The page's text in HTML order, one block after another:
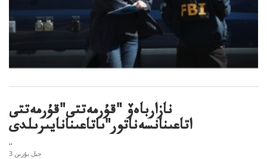
نازارباەۆ "قۇرمەتتى"قۇرمەتتى
اتاعىنانسەناتور"ىاتاعىنانايىرىلدى
..
3 جىل بۇرىن